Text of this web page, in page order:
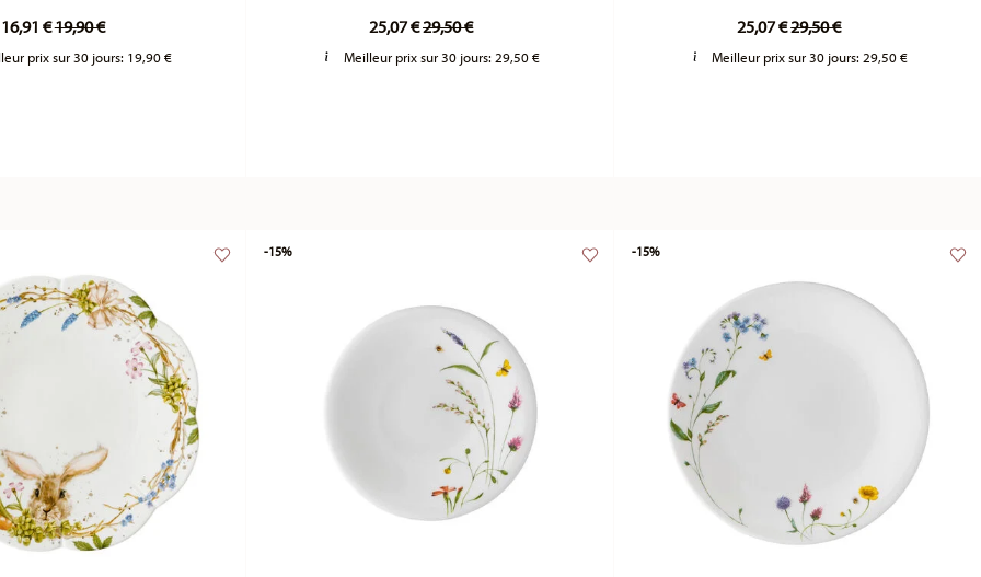
16,91 €Price reduced from
19,90 €to
prix sur 30 jours: 19,90 €
25,07 €Price reduced from
29,50 €to
Meilleur prix sur 30 jours: 29,50 €
25,07 €Price reduced from
29,50 €to
Meilleur prix sur 30 jours: 29,50 €
-15% -15%